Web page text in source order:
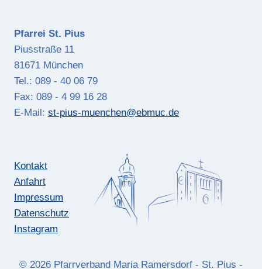
Pfarrei St. Pius
Piusstraße 11
81671 München
Tel.: 089 - 40 06 79
Fax: 089 - 4 99 16 28
E-Mail: st-pius-muenchen@ebmuc.de
Kontakt
Anfahrt
Impressum
Datenschutz
Instagram
© 2026 Pfarrverband Maria Ramersdorf - St. Pius -